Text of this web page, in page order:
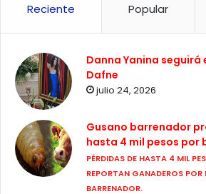
Reciente Popular
Danna Yanina
Dafne
julio 24, 2026
Gusano barrenador
hasta 4 mil pesos por
PÉRDIDAS DE HASTA 4 MIL
REPORTAN GANADEROS POR
BARRENADOR.